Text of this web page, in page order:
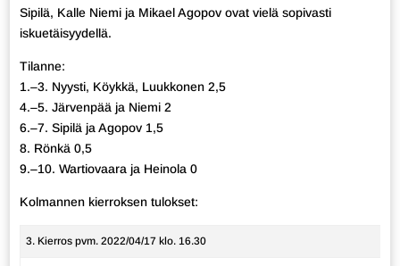
Sipilä, Kalle Niemi ja Mikael Agopov ovat vielä sopivasti
iskuetäisyydellä.
Tilanne:
1.–3. Nyysti, Köykkä, Luukkonen 2,5
4.–5. Järvenpää ja Niemi 2
6.–7. Sipilä ja Agopov 1,5
8. Rönkä 0,5
9.–10. Wartiovaara ja Heinola 0
Kolmannen kierroksen tulokset:
3. Kierros pvm. 2022/04/17 klo. 16.30